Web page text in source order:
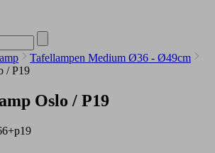
Tafellampen Medium Ø36 - Ø49cm
/ P19
Oslo / P19